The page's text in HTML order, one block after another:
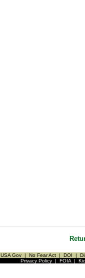
USA Gov | No Fear Act | DOI |
Privacy Policy| FOIA|